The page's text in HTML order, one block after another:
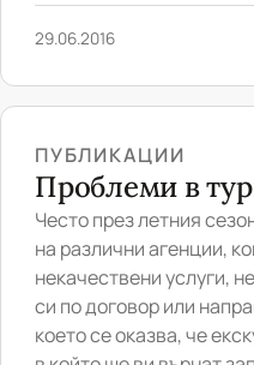
29.06.2016
ПУБЛИКАЦИИ
Проблеми в
Често през летния
на различни агенции,
некачествени услуги,
си по договор или
което се оказва, че